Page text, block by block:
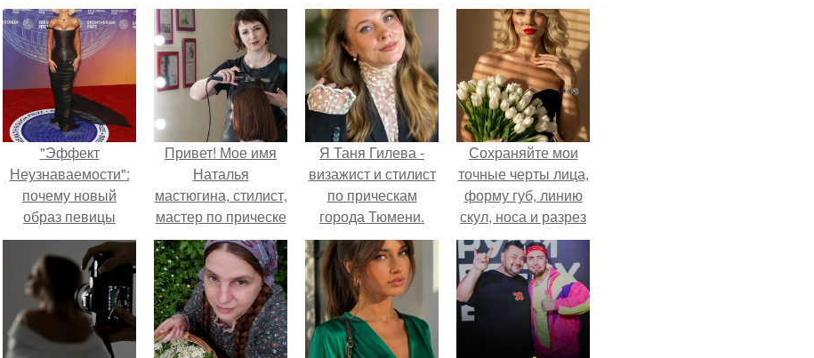
"Эффект
Неузнаваемости":
почему новый
образ певицы
вызвал споры о
гранях
возможного?
Привет! Мое имя
Наталья
мастюгина, стилист,
мастер по прическе
и визажист.
Я Таня Гилева -
визажист и стилист
по прическам
города Тюмени.
Сохраняйте мои
точные черты лица,
форму губ, линию
скул, носа и разрез
глаз.